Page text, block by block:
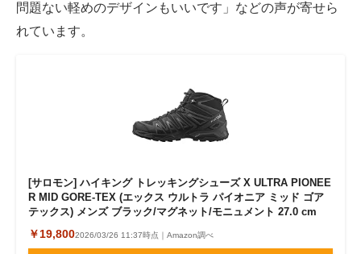
問題ない軽めのデザインもいいです」などの声が寄せら
れています。
[サロモン] ハイキング トレッキングシューズ X ULTRA PIONEE
R MID GORE-TEX (エックス ウルトラ パイオニア ミッド ゴア
テックス) メンズ ブラック/マグネット/モニュメント 27.0 cm
￥19,8002026/03/26 11:37時点｜Amazon調べ